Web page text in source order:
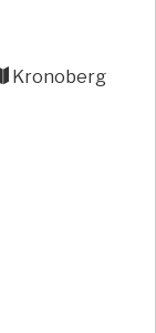
Kronoberg